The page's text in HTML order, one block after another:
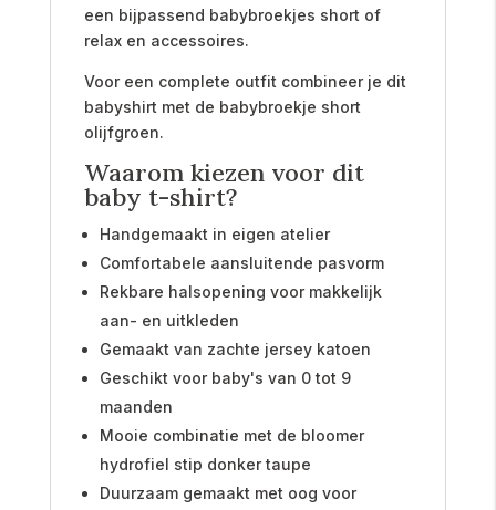
een bijpassend babybroekjes short of
relax en accessoires.
Voor een complete outfit combineer je dit
babyshirt met de babybroekje short
olijfgroen.
Waarom kiezen voor dit
baby t-shirt?
Handgemaakt in eigen atelier
Comfortabele aansluitende pasvorm
Rekbare halsopening voor makkelijk
aan- en uitkleden
Gemaakt van zachte jersey katoen
Geschikt voor baby's van 0 tot 9
maanden
Mooie combinatie met de bloomer
hydrofiel stip donker taupe
Duurzaam gemaakt met oog voor